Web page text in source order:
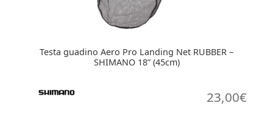
Testa guadino Aero Pro Landing Net RUBBER –
SHIMANO 18” (45cm)
23,00€